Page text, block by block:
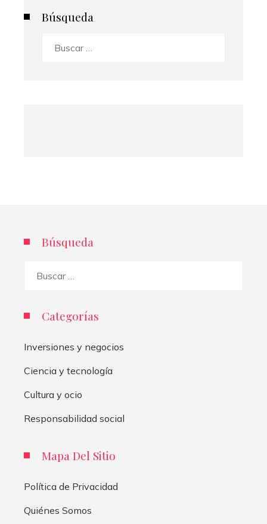
Búsqueda
Búsqueda
Categorías
Inversiones y negocios
Ciencia y tecnología
Cultura y ocio
Responsabilidad social
Mapa Del Sitio
Política de Privacidad
Quiénes Somos